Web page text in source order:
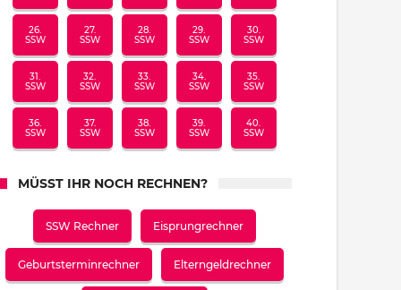
26.
SSW
27.
SSW
28.
SSW
29.
SSW
30.
SSW
31.
SSW
32.
SSW
33.
SSW
34.
SSW
35.
SSW
36.
SSW
37.
SSW
38.
SSW
39.
SSW
40.
SSW
MÜSST IHR NOCH RECHNEN?
SSW Rechner Eisprungrechner
Geburtsterminrechner Elterngeldrechner